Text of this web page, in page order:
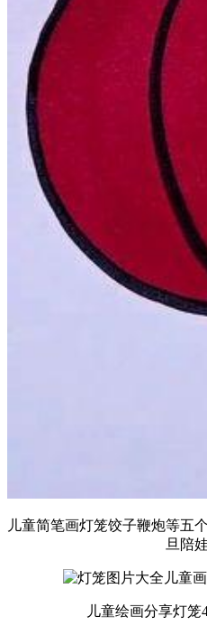
儿童简笔画灯笼饺子鞭炮等五
旦陪
儿童绘画分享灯